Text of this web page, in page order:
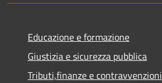
Educazione e formazione
Giustizia e sicurezza pubblica
Tributi,finanze e contravvenzioni